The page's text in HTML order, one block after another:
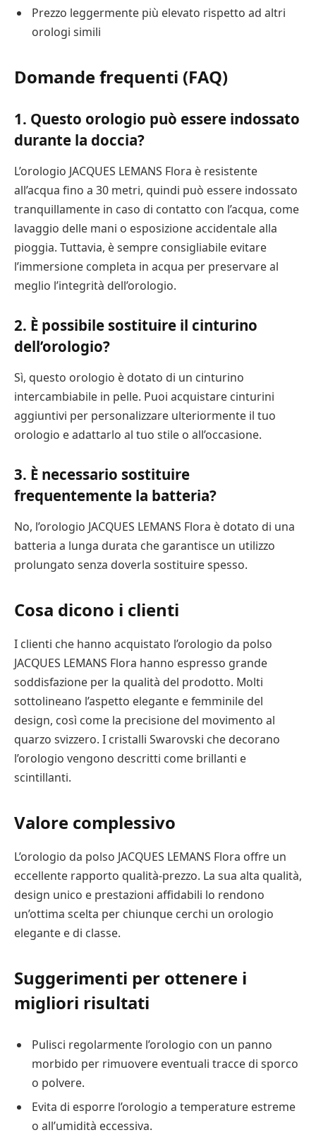
Prezzo leggermente più elevato rispetto ad altri
orologi simili
Domande frequenti (FAQ)
1. Questo orologio può essere indossato
durante la doccia?
L’orologio JACQUES LEMANS Flora è resistente
all’acqua fino a 30 metri, quindi può essere indossato
tranquillamente in caso di contatto con l’acqua, come
lavaggio delle mani o esposizione accidentale alla
pioggia. Tuttavia, è sempre consigliabile evitare
l’immersione completa in acqua per preservare al
meglio l’integrità dell’orologio.
2. È possibile sostituire il cinturino
dell’orologio?
Sì, questo orologio è dotato di un cinturino
intercambiabile in pelle. Puoi acquistare cinturini
aggiuntivi per personalizzare ulteriormente il tuo
orologio e adattarlo al tuo stile o all’occasione.
3. È necessario sostituire
frequentemente la batteria?
No, l’orologio JACQUES LEMANS Flora è dotato di una
batteria a lunga durata che garantisce un utilizzo
prolungato senza doverla sostituire spesso.
Cosa dicono i clienti
I clienti che hanno acquistato l’orologio da polso
JACQUES LEMANS Flora hanno espresso grande
soddisfazione per la qualità del prodotto. Molti
sottolineano l’aspetto elegante e femminile del
design, così come la precisione del movimento al
quarzo svizzero. I cristalli Swarovski che decorano
l’orologio vengono descritti come brillanti e
scintillanti.
Valore complessivo
L’orologio da polso JACQUES LEMANS Flora offre un
eccellente rapporto qualità-prezzo. La sua alta qualità,
design unico e prestazioni affidabili lo rendono
un’ottima scelta per chiunque cerchi un orologio
elegante e di classe.
Suggerimenti per ottenere i
migliori risultati
Pulisci regolarmente l’orologio con un panno
morbido per rimuovere eventuali tracce di sporco
o polvere.
Evita di esporre l’orologio a temperature estreme
o all’umidità eccessiva.